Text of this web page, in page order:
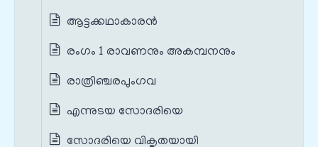
ആട്ടക്കഥാകാരൻ
രംഗം 1 രാവണനും അകമ്പനനും
രാത്രിഞ്ചരപുംഗവ
എന്നുടയ സോദരിയെ
സോദരിയെ വികൃതയായി